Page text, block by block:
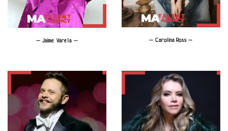
– Jaime Varela – – Carolina Ross –